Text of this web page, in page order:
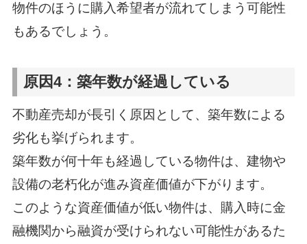
物件のほうに購入希望者が流れてしまう可能性
もあるでしょう。
原因4：築年数が経過している
不動産売却が長引く原因として、築年数による
劣化も挙げられます。
築年数が何十年も経過している物件は、建物や
設備の老朽化が進み資産価値が下がります。
このような資産価値が低い物件は、購入時に金
融機関から融資が受けられない可能性があるた